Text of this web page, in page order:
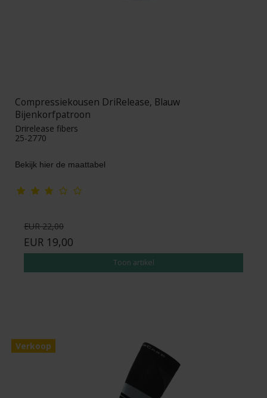
Compressiekousen DriRelease, Blauw
Bijenkorfpatroon
Drirelease fibers
25-2770
Bekijk hier de maattabel
EUR 22,00
EUR 19,00
Toon artikel
Verkoop